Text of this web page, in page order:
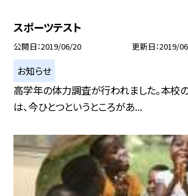
スポーツテスト
公開日 2019/06/20 更新日 2019/
お知らせ
高学年の体力調査が行われました。本校
は、今ひとつというところがあ...